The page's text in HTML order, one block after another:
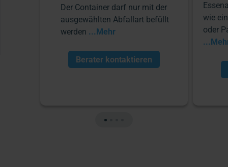
Der Container darf nur mit der
ausgewählten Abfallart befüllt
werden ...Mehr
Berater kontaktieren
wie
oder